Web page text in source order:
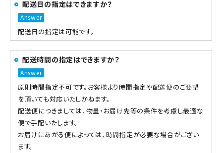
配送日の指定はできますか？
配送日の指定は可能です。
配送時間の指定はできますか？
原則時間指定不可です。お客様より時間指定や配送便のご要望
を頂いても対応いたしかねます。
配送便につきましては、物量・お届け先等の条件を考慮し最適な
便で手配いたします。
お届けにあがる便によっては、時間指定が必要な場合がござい
ます。